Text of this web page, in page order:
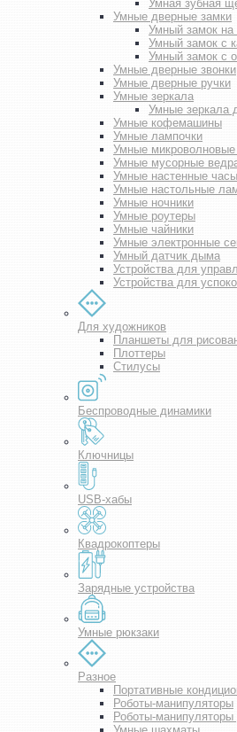
Умная зубная
Умные дверные замки
Умный замок
Умный замок с
Умный замок с
Умные дверные звонки
Умные дверные ручки
Умные зеркала
Умные зеркала
Умные кофемашины
Умные лампочки
Умные микроволновые
Умные мусорные
Умные настенные часы
Умные настольные
Умные ночники
Умные роутеры
Умные чайники
Умные электронные
Умный датчик дыма
Устройства для
Устройства для
Для художников
Планшеты для
Плоттеры
Стилусы
Беспроводные динамики
Ключницы
USB-хабы
Квадрокоптеры
Зарядные устройства
Умные рюкзаки
Разное
Портативные
Роботы-манипуляторы
Роботы-